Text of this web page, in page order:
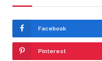
Facebook
Pinterest